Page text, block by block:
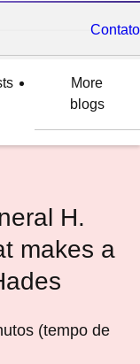
Contato
More
blogs
H.
makes a
(tempo de